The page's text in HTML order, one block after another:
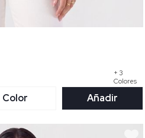
+ 3
Colores
Color Añadir